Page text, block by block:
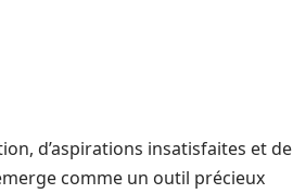
d’aspirations insatisfaites et de
comme un outil précieux